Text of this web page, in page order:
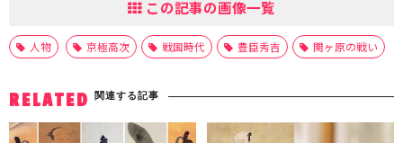
この記事の画像一覧
人物 京極高次 戦国時代 豊臣秀吉 関ヶ原の戦い
RELATED 関連する記事